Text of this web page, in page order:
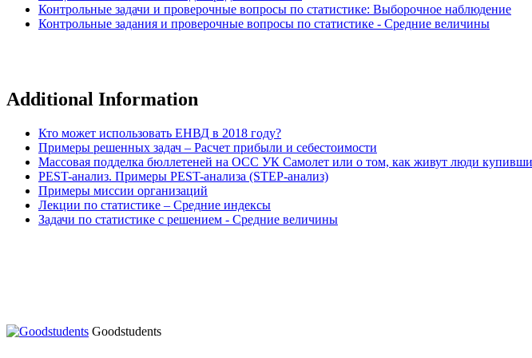
Контрольные задачи и проверочные вопросы по статистике: Выборочное наблюдение
Контрольные задания и проверочные вопросы по статистике - Средние величины
Additional Information
Кто может использовать ЕНВД в 2018 году?
Примеры решенных задач – Расчет прибыли и себестоимости
Массовая подделка бюллетеней на ОСС УК Самолет или о том, как живут люди
PEST-анализ. Примеры PEST-анализа (STEP-анализ)
Примеры миссии организаций
Лекции по статистике – Средние индексы
Задачи по статистике с решением - Средние величины
Goodstudents